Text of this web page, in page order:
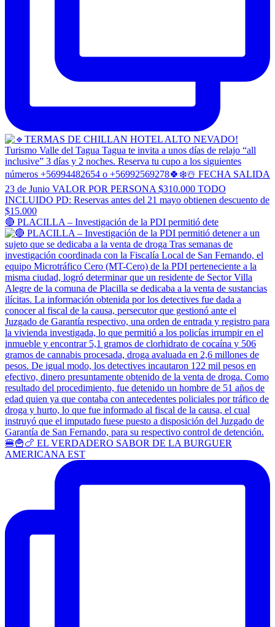
🔴 PLACILLA – Investigación de la PDI permitió dete
🍔🍟🍗 EL VERDADERO SABOR DE LA BURGUER
AMERICANA EST